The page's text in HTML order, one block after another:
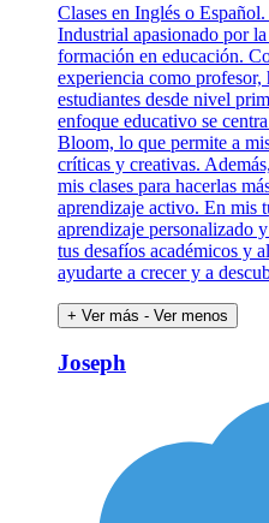
Clases en Inglés o
Industrial apasionado por
formación en educación.
experiencia como profesor,
estudiantes desde nivel
enfoque educativo se
Bloom, lo que permite a
críticas y creativas.
mis clases para hacerlas
aprendizaje activo. En mis
aprendizaje personalizado
tus desafíos académicos y
ayudarte a crecer y a
+ Ver más - Ver menos
Joseph